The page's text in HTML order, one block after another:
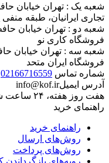
شعبه یک : تهران خیابان
تجاری ایرانیان، طبقه منفی یک
فروشگاه کاری نو
فروشگاه ایران متحد
شماره تماس 02166716559
آدرس ایمیلinfo@kof.ir
هفت روز هفته، ۲۴ ساعت شبانه‌روز پاسخگوی شما هستیم.
راهنمای خرید
راهنمای خرید
روش‌های ارسال
روش‌های پرداخت
رویه‌های بازگرداندن